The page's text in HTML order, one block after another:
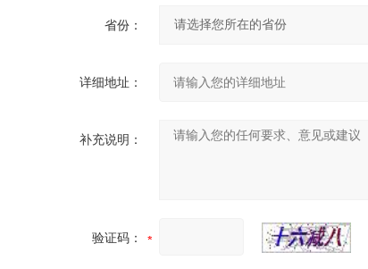
省份：
详细地址：
补充说明：
验证码：